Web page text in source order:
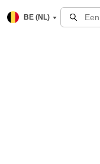
BE (NL)